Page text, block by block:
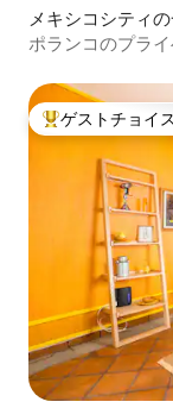
メキシコシティ
ポランコのプラ
大好評のゲスト
ゲストチョイス